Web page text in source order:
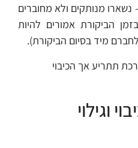
מנותקים ולא מחוברים
הביקורת אמורים להיות
מיד בסיום הביקורת).
תתריע אך הכיבוי
וגילוי